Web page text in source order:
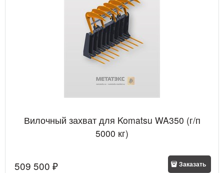
Вилочный захват для Komatsu WA350 (г/п
5000 кг)
509 500 ₽ Заказать